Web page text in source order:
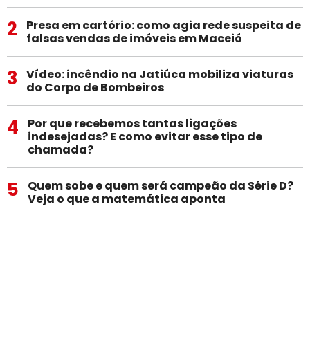
2
Presa em cartório: como agia rede suspeita de
falsas vendas de imóveis em Maceió
3
Vídeo: incêndio na Jatiúca mobiliza viaturas
do Corpo de Bombeiros
4
Por que recebemos tantas ligações
indesejadas? E como evitar esse tipo de
chamada?
5
Quem sobe e quem será campeão da Série D?
Veja o que a matemática aponta